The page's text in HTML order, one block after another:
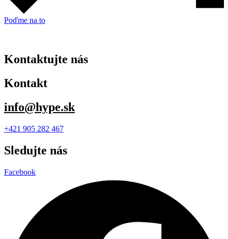
Poďme na to
Kontaktujte nás
Kontakt
info@hype.sk
+421 905 282 467
Sledujte nás
Facebook